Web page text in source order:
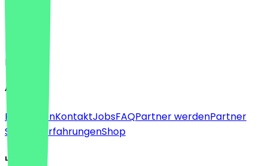
Deutsch
English
About
Für FirmenKontaktJobsFAQPartner werdenPartner
Support
ErfahrungenShop
Legal